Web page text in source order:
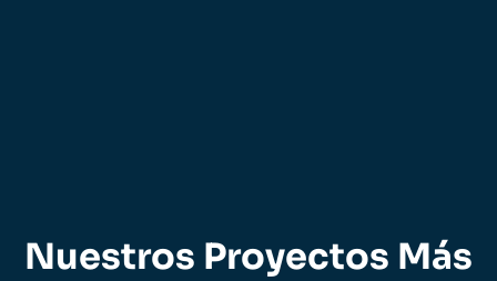
Nuestros Proyectos Más